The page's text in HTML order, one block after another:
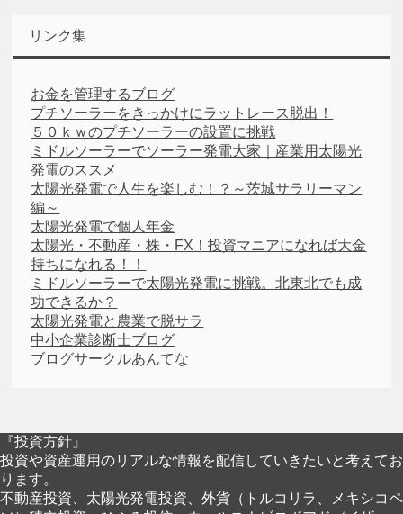
リンク集
お金を管理するブログ
プチソーラーをきっかけにラットレース脱出！
５０ｋｗのプチソーラーの設置に挑戦
ミドルソーラーでソーラー発電大家｜産業用太陽光
発電のススメ
太陽光発電で人生を楽しむ！？～茨城サラリーマン
編～
太陽光発電で個人年金
太陽光・不動産・株・FX！投資マニアになれば大金
持ちになれる！！
ミドルソーラーで太陽光発電に挑戦。北東北でも成
功できるか？
太陽光発電と農業で脱サラ
中小企業診断士ブログ
ブログサークルあんてな
『投資方針』
投資や資産運用のリアルな情報を配信していきたいと考えてお
ります。
不動産投資、太陽光発電投資、外貨（トルコリラ、メキシコペ